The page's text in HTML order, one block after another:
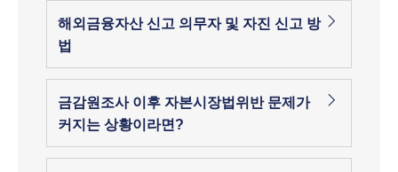
해외금융자산 신고 의무자 및 자진 신고 방
법
금감원조사 이후 자본시장법위반 문제가
커지는 상황이라면?